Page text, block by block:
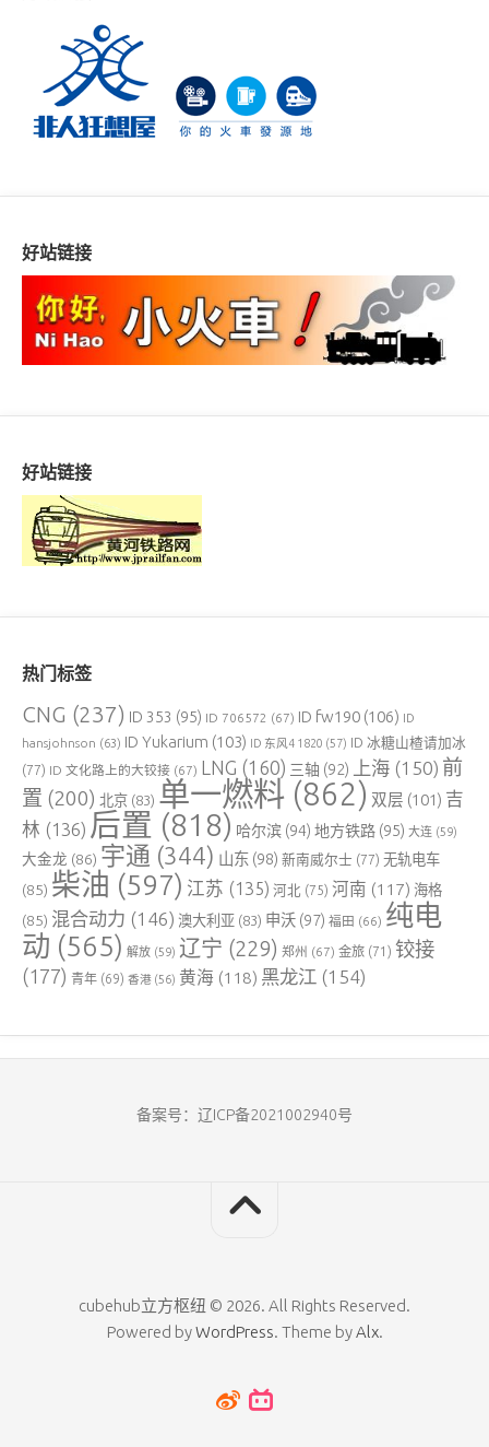
好站链接
好站链接
热门标签
CNG (237) ID 353 (95) ID 706572 (67) ID fw190 (106) ID
hansjohnson (63) ID Yukarium (103) ID 东风4 1820 (57) ID 冰糖山楂请加冰
(77) ID 文化路上的大铰接 (67) LNG (160) 三轴 (92) 上海 (150) 前
置 (200) 北京 (83) 单一燃料 (862) 双层 (101) 吉
林 (136) 后置 (818) 哈尔滨 (94) 地方铁路 (95) 大连 (59)
大金龙 (86) 宇通 (344) 山东 (98) 新南威尔士 (77) 无轨电车
(85) 柴油 (597) 江苏 (135) 河北 (75) 河南 (117) 海格
(85) 混合动力 (146) 澳大利亚 (83) 申沃 (97) 福田 (66) 纯电
动 (565) 解放 (59) 辽宁 (229) 郑州 (67) 金旅 (71) 铰接
(177) 青年 (69) 香港 (56) 黄海 (118) 黑龙江 (154)
备案号：辽ICP备2021002940号
cubehub立方枢纽 © 2026. All Rights Reserved.
Powered byWordPress. Theme byAlx.